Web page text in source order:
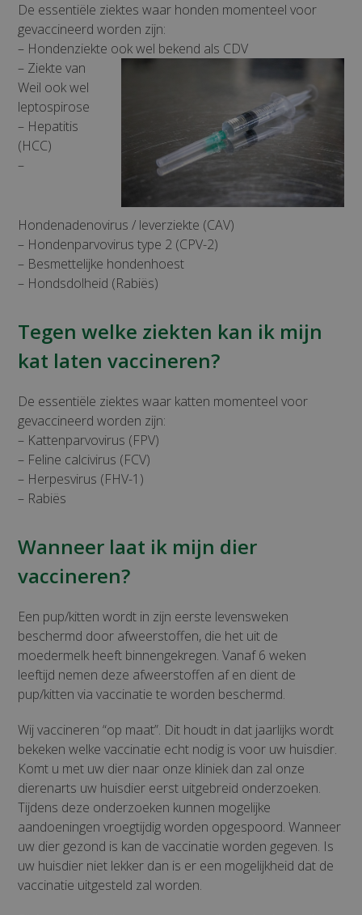
De essentiële ziektes waar honden momenteel voor
gevaccineerd worden zijn:
– Hondenziekte ook wel bekend als CDV
– Ziekte van
Weil ook wel
leptospirose
– Hepatitis
(HCC)
–
Hondenadenovirus / leverziekte (CAV)
– Hondenparvovirus type 2 (CPV-2)
– Besmettelijke hondenhoest
– Hondsdolheid (Rabiës)
Tegen welke ziekten kan ik mijn
kat laten vaccineren?
De essentiële ziektes waar katten momenteel voor
gevaccineerd worden zijn:
– Kattenparvovirus (FPV)
– Feline calcivirus (FCV)
– Herpesvirus (FHV-1)
– Rabiës
Wanneer laat ik mijn dier
vaccineren?
Een pup/kitten wordt in zijn eerste levensweken
beschermd door afweerstoffen, die het uit de
moedermelk heeft binnengekregen. Vanaf 6 weken
leeftijd nemen deze afweerstoffen af en dient de
pup/kitten via vaccinatie te worden beschermd.
Wij vaccineren “op maat”. Dit houdt in dat jaarlijks wordt
bekeken welke vaccinatie echt nodig is voor uw huisdier.
Komt u met uw dier naar onze kliniek dan zal onze
dierenarts uw huisdier eerst uitgebreid onderzoeken.
Tijdens deze onderzoeken kunnen mogelijke
aandoeningen vroegtijdig worden opgespoord. Wanneer
uw dier gezond is kan de vaccinatie worden gegeven. Is
uw huisdier niet lekker dan is er een mogelijkheid dat de
vaccinatie uitgesteld zal worden.